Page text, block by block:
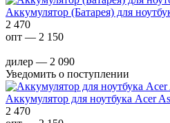
Аккумулятор (Батарея) для
2 470
опт — 2 150
дилер — 2 090
Уведомить о поступлении
Аккумулятор для ноутбука Acer
2 470